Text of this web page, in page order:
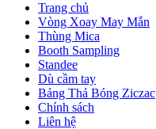
Trang chủ
Vòng Xoay May Mắn
Thùng Mica
Booth Sampling
Standee
Dù cầm tay
Bảng Thả Bóng Ziczac
Chính sách
Liên hệ